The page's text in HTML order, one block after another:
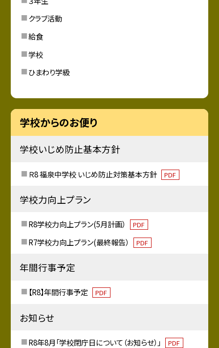
クラブ活動
給食
学校
ひまわり学級
学校からのお便り
学校いじめ防止基本方針
Ｒ8 福泉中学校 いじめ防止対策基本方針 PDF
学校力向上プラン
R8学校力向上プラン(5月計画） PDF
R7学校力向上プラン(最終報告） PDF
年間行事予定
【R8】年間行事予定 PDF
お知らせ
R8年8月「学校閉庁日について（お知らせ）」 PDF